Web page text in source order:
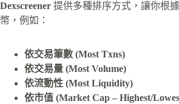
Dexscreener 提供多種排序方式，讓你根
幣，例如：
依交易筆數 (Most Txns)
依交易量 (Most Volume)
依流動性 (Most Liquidity)
依市值 (Market Cap – Highest/